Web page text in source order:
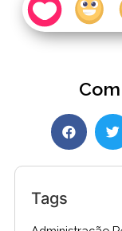
Tags